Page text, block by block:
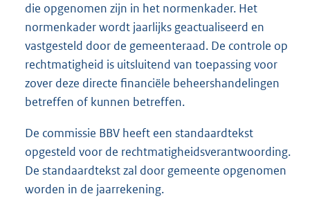
die opgenomen zijn in het normenkader. Het
normenkader wordt jaarlijks geactualiseerd en
vastgesteld door de gemeenteraad. De controle op
rechtmatigheid is uitsluitend van toepassing voor
zover deze directe financiële beheershandelingen
betreffen of kunnen betreffen.
De commissie BBV heeft een standaardtekst
opgesteld voor de rechtmatigheidsverantwoording.
De standaardtekst zal door gemeente opgenomen
worden in de jaarrekening.